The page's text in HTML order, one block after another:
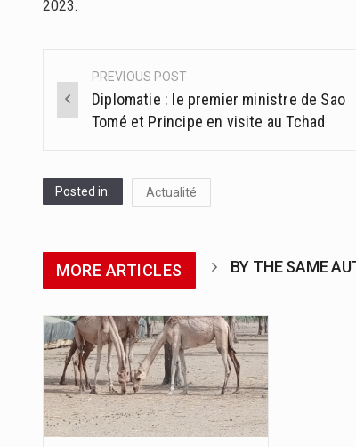
2023.
Post
navigation
PREVIOUS POST
Diplomatie : le premier ministre de Sao
Tomé et Principe en visite au Tchad
Posted in: Actualité
MORE ARTICLES BY THE SAME